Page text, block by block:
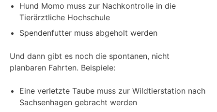
Hund Momo muss zur Nachkontrolle in die
Tierärztliche Hochschule
Spendenfutter muss abgeholt werden
Und dann gibt es noch die spontanen, nicht
planbaren Fahrten. Beispiele:
Eine verletzte Taube muss zur Wildtierstation nach
Sachsenhagen gebracht werden